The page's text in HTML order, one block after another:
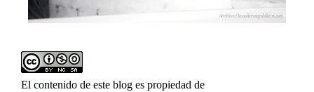
El contenido de este blog es propiedad de